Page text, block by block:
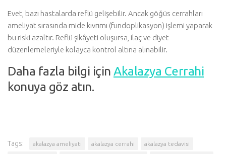
Evet, bazı hastalarda reflü gelişebilir. Ancak göğüs cerrahları
ameliyat sırasında mide kıvrımı (fundoplikasyon) işlemi yaparak
bu riski azaltır. Reflü şikâyeti oluşursa, ilaç ve diyet
düzenlemeleriyle kolayca kontrol altına alınabilir.
Daha fazla bilgi için Akalazya Cerrahi
konuya göz atın.
Tags: akalazya ameliyatı akalazya cerrahi akalazya tedavisi